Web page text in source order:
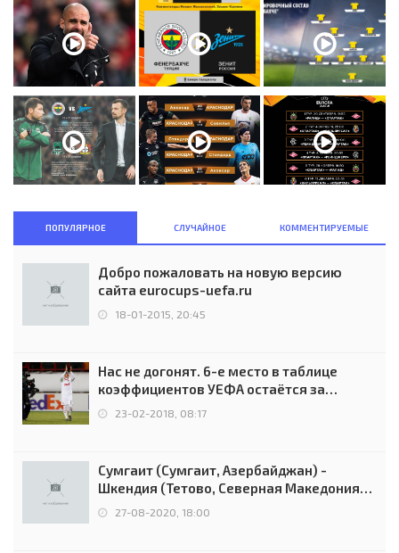
ПОПУЛЯРНОЕ СЛУЧАЙНОЕ КОММЕНТИРУЕМЫЕ
Добро пожаловать на новую версию
сайта eurocups-uefa.ru
18-01-2015, 20:45
Нас не догонят. 6-е место в таблице
коэффициентов УЕФА остаётся за
Россией
23-02-2018, 08:17
Сумгаит (Сумгаит, Азербайджан) -
Шкендия (Тетово, Северная Македония) -
0:2 (0:0)
27-08-2020, 18:00